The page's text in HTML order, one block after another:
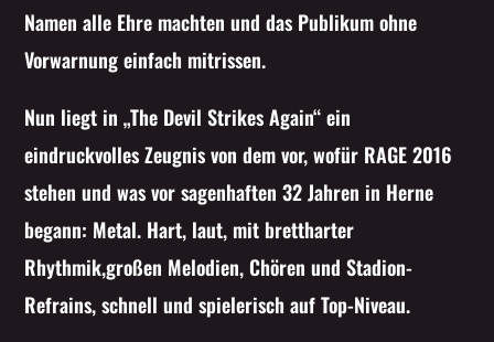
Namen alle Ehre machten und das Publikum ohne
Vorwarnung einfach mitrissen.
Nun liegt in „The Devil Strikes Again“ ein
eindruckvolles Zeugnis von dem vor, wofür RAGE 2016
stehen und was vor sagenhaften 32 Jahren in Herne
begann: Metal. Hart, laut, mit brettharter
Rhythmik,großen Melodien, Chören und Stadion-
Refrains, schnell und spielerisch auf Top-Niveau.